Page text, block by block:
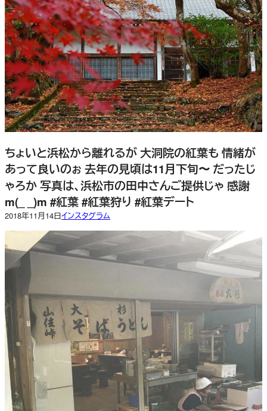
ちょいと浜松から離れるが 大洞院の紅葉も 情緒が
あって良いのぉ 去年の見頃は11月下旬〜 だったじ
ゃろか 写真は、浜松市の田中さんご提供じゃ 感謝
m(_ _)m #紅葉 #紅葉狩り #紅葉デート
2018年11月14日インスタグラム